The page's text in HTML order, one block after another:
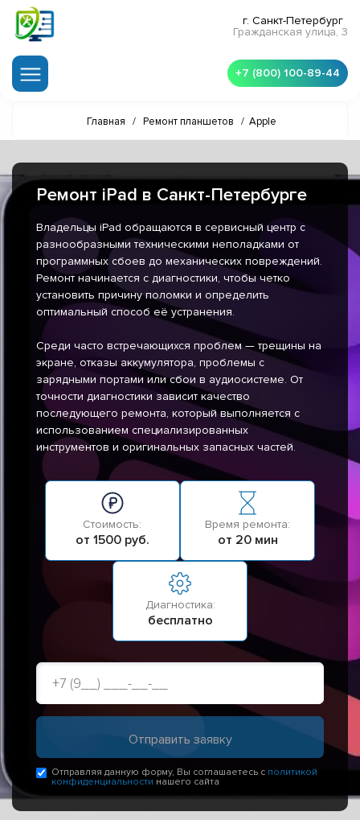
г. Санкт-Петербург
Гражданская улица, 3
+7 (800) 100-89-44
Главная / Ремонт планшетов / Apple
Ремонт iPad в Санкт-Петербурге
Владельцы iPad обращаются в сервисный центр с
разнообразными техническими неполадками от
программных сбоев до механических повреждений.
Ремонт начинается с диагностики, чтобы четко
установить причину поломки и определить
оптимальный способ её устранения.
Среди часто встречающихся проблем — трещины на
экране, отказы аккумулятора, проблемы с
зарядными портами или сбои в аудиосистеме. От
точности диагностики зависит качество
последующего ремонта, который выполняется с
использованием специализированных
инструментов и оригинальных запасных частей.
Стоимость:
от 1500 руб.
Время ремонта:
от 20 мин
Диагностика:
бесплатно
Отправляя данную форму, Вы соглашаетесь с политикой
конфиденциальности нашего сайта